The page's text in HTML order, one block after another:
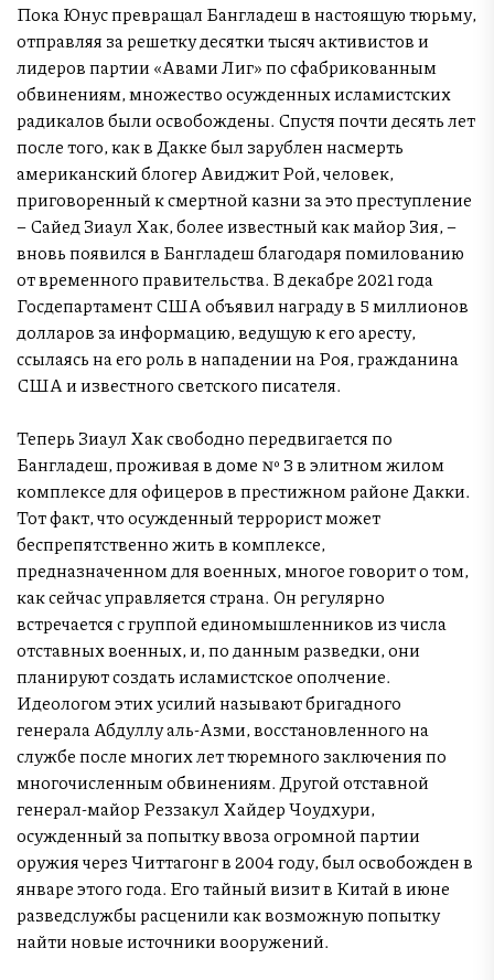
Пока Юнус превращал Бангладеш в настоящую тюрьму,
отправляя за решетку десятки тысяч активистов и
лидеров партии «Авами Лиг» по сфабрикованным
обвинениям, множество осужденных исламистских
радикалов были освобождены. Спустя почти десять лет
после того, как в Дакке был зарублен насмерть
американский блогер Авиджит Рой, человек,
приговоренный к смертной казни за это преступление
– Сайед Зиаул Хак, более известный как майор Зия, –
вновь появился в Бангладеш благодаря помилованию
от временного правительства. В декабре 2021 года
Госдепартамент США объявил награду в 5 миллионов
долларов за информацию, ведущую к его аресту,
ссылаясь на его роль в нападении на Роя, гражданина
США и известного светского писателя.
Теперь Зиаул Хак свободно передвигается по
Бангладеш, проживая в доме № 3 в элитном жилом
комплексе для офицеров в престижном районе Дакки.
Тот факт, что осужденный террорист может
беспрепятственно жить в комплексе,
предназначенном для военных, многое говорит о том,
как сейчас управляется страна. Он регулярно
встречается с группой единомышленников из числа
отставных военных, и, по данным разведки, они
планируют создать исламистское ополчение.
Идеологом этих усилий называют бригадного
генерала Абдуллу аль-Азми, восстановленного на
службе после многих лет тюремного заключения по
многочисленным обвинениям. Другой отставной
генерал-майор Реззакул Хайдер Чоудхури,
осужденный за попытку ввоза огромной партии
оружия через Читтагонг в 2004 году, был освобожден в
январе этого года. Его тайный визит в Китай в июне
разведслужбы расценили как возможную попытку
найти новые источники вооружений.